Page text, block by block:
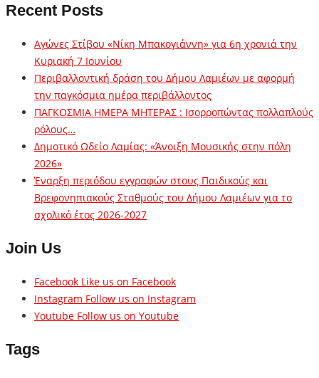
Recent Posts
Αγώνες Στίβου «Νίκη Μπακογιάννη» για 6η χρονιά την
Κυριακή 7 Ιουνίου
Περιβαλλοντική δράση του Δήμου Λαμιέων με αφορμή
την παγκόσμια ημέρα περιβάλλοντος
ΠΑΓΚΟΣΜΙΑ ΗΜΕΡΑ ΜΗΤΕΡΑΣ : Ισορροπώντας πολλαπλούς
ρόλους…
Δημοτικό Ωδείο Λαμίας: «Άνοιξη Μουσικής στην πόλη
2026»
Έναρξη περιόδου εγγραφών στους Παιδικούς και
Βρεφονηπιακούς Σταθμούς του Δήμου Λαμιέων για το
σχολικό έτος 2026-2027
Join Us
Facebook Like us on Facebook
Instagram Follow us on Instagram
Youtube Follow us on Youtube
Tags